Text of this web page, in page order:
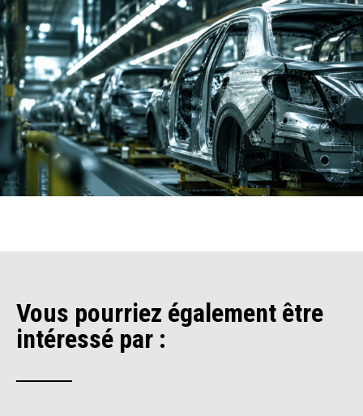
Vous pourriez également être
intéressé par :